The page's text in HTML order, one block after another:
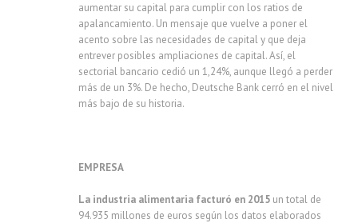
aumentar su capital para cumplir con los ratios de
apalancamiento. Un mensaje que vuelve a poner el
acento sobre las necesidades de capital y que deja
entrever posibles ampliaciones de capital. Así, el
sectorial bancario cedió un 1,24%, aunque llegó a perder
más de un 3%. De hecho, Deutsche Bank cerró en el nivel
más bajo de su historia.
EMPRESA
La industria alimentaria facturó en 2015 un total de
94.935 millones de euros según los datos elaborados